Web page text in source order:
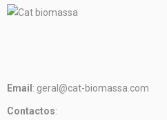
Email : geral@cat-biomassa.com
Contactos: